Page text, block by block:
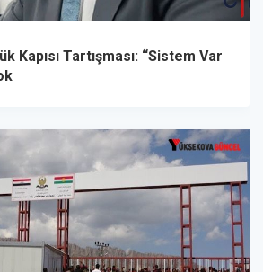
Kapısı Tartışması: “Sistem Var